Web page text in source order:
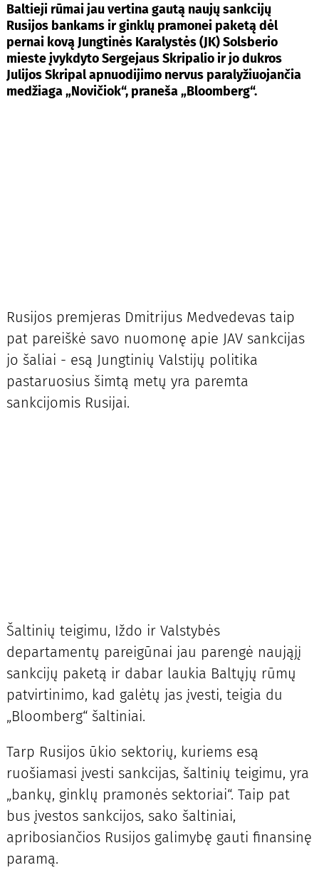
Baltieji rūmai jau vertina gautą naujų sankcijų
Rusijos bankams ir ginklų pramonei paketą dėl
pernai kovą Jungtinės Karalystės (JK) Solsberio
mieste įvykdyto Sergejaus Skripalio ir jo dukros
Julijos Skripal apnuodijimo nervus paralyžiuojančia
medžiaga „Novičiok“, praneša „Bloomberg“.
Rusijos premjeras Dmitrijus Medvedevas taip
pat pareiškė savo nuomonę apie JAV sankcijas
jo šaliai - esą Jungtinių Valstijų politika
pastaruosius šimtą metų yra paremta
sankcijomis Rusijai.
Šaltinių teigimu, Iždo ir Valstybės
departamentų pareigūnai jau parengė naująjį
sankcijų paketą ir dabar laukia Baltųjų rūmų
patvirtinimo, kad galėtų jas įvesti, teigia du
„Bloomberg“ šaltiniai.
Tarp Rusijos ūkio sektorių, kuriems esą
ruošiamasi įvesti sankcijas, šaltinių teigimu, yra
„bankų, ginklų pramonės sektoriai“. Taip pat
bus įvestos sankcijos, sako šaltiniai,
apribosiančios Rusijos galimybę gauti finansinę
paramą.